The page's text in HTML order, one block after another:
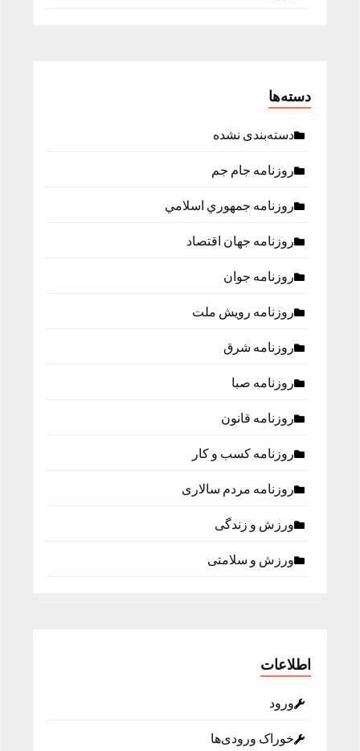
دسته‌ها
دسته‌بندی نشده
روزنامه جام جم
روزنامه جمهوري اسلامي
روزنامه جهان اقتصاد
روزنامه جوان
روزنامه رویش ملت
روزنامه شرق
روزنامه صبا
روزنامه قانون
روزنامه كسب و كار
روزنامه مردم سالاری
ورزش و زندگی
ورزش و سلامتی
اطلاعات
ورود
خوراک ورودی‌ها